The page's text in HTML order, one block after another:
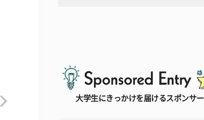
大学生にきっかけを届けるスポンサー